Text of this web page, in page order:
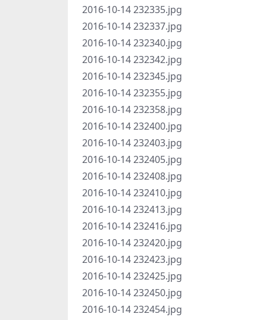
2016-10-14 232335.jpg
2016-10-14 232337.jpg
2016-10-14 232340.jpg
2016-10-14 232342.jpg
2016-10-14 232345.jpg
2016-10-14 232355.jpg
2016-10-14 232358.jpg
2016-10-14 232400.jpg
2016-10-14 232403.jpg
2016-10-14 232405.jpg
2016-10-14 232408.jpg
2016-10-14 232410.jpg
2016-10-14 232413.jpg
2016-10-14 232416.jpg
2016-10-14 232420.jpg
2016-10-14 232423.jpg
2016-10-14 232425.jpg
2016-10-14 232450.jpg
2016-10-14 232454.jpg